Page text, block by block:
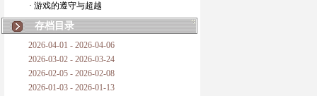
· 游戏的遵守与超越
存档目录
2026-04-01 - 2026-04-06
2026-03-02 - 2026-03-24
2026-02-05 - 2026-02-08
2026-01-03 - 2026-01-13